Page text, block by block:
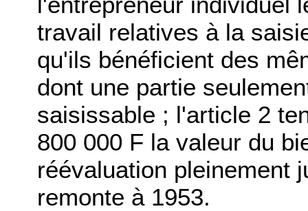
travail relatives à la
qu'ils bénéficient des
dont une partie
saisissable ; l'article 2
800 000 F la valeur du
réévaluation pleinement
remonte à 1953.